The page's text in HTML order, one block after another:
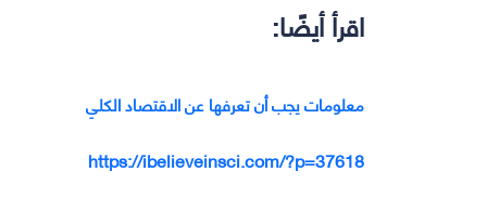
اقرأ أيضًا:
معلومات يجب أن تعرفها عن الاقتصاد الكلي
https://ibelieveinsci.com/?p=37618